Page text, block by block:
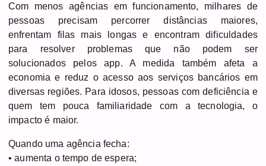
Com menos agências em funcionamento, milhares de
pessoas precisam percorrer distâncias maiores,
enfrentam filas mais longas e encontram dificuldades
para resolver problemas que não podem ser
solucionados pelos app. A medida também afeta a
economia e reduz o acesso aos serviços bancários em
diversas regiões. Para idosos, pessoas com deficiência e
quem tem pouca familiaridade com a tecnologia, o
impacto é maior.
Quando uma agência fecha:
• aumenta o tempo de espera;